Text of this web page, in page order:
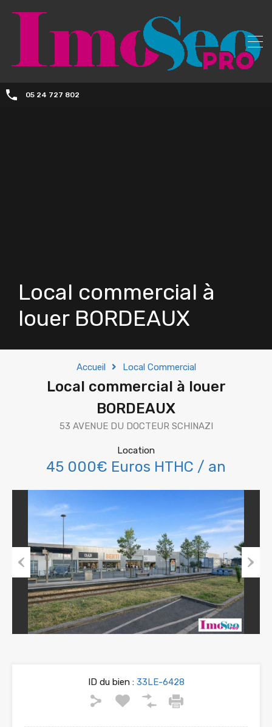
05 24 727 802
Local commercial à
louer BORDEAUX
Accueil Local Commercial
Local commercial à louer
BORDEAUX
53 AVENUE DU DOCTEUR SCHINAZI
Location
45 000€ Euros HTHC / an
Previous Next
ID du bien :33LE-6428